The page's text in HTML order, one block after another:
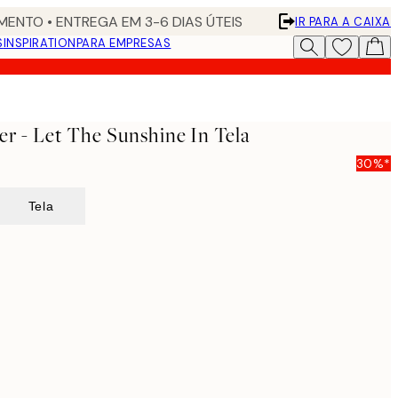
• ENTREGA EM 3-6 DIAS ÚTEIS
IR PARA A CAIXA
INSPIRATIONPARA EMPRESAS
- Let The Sunshine In Tela
30%*
Tela